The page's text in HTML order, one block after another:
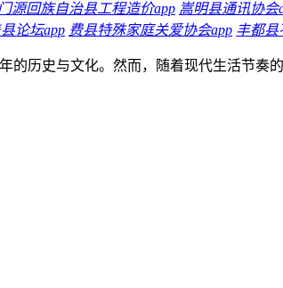
源回族自治县工程造价app 嵩明县通讯协会
论坛app 费县特殊家庭关爱协会app 丰都县
的历史与文化。然而，随着现代生活节奏